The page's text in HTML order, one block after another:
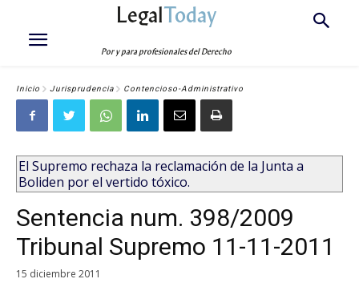
LegalToday
Por y para profesionales del Derecho
Inicio Jurisprudencia Contencioso-Administrativo
El Supremo rechaza la reclamación de la Junta a
Boliden por el vertido tóxico.
Sentencia num. 398/2009
Tribunal Supremo 11-11-2011
15 diciembre 2011